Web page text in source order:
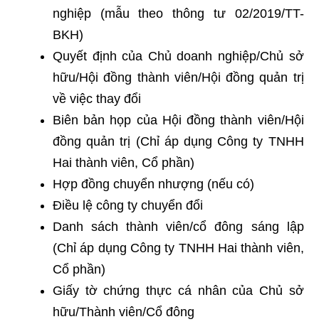
nghiệp (mẫu theo thông tư 02/2019/TT-
BKH)
Quyết định của Chủ doanh nghiệp/Chủ sở
hữu/Hội đồng thành viên/Hội đồng quản trị
về việc thay đổi
Biên bản họp của Hội đồng thành viên/Hội
đồng quản trị (Chỉ áp dụng Công ty TNHH
Hai thành viên, Cổ phần)
Hợp đồng chuyển nhượng (nếu có)
Điều lệ công ty chuyển đổi
Danh sách thành viên/cổ đông sáng lập
(Chỉ áp dụng Công ty TNHH Hai thành viên,
Cổ phần)
Giấy tờ chứng thực cá nhân của Chủ sở
hữu/Thành viên/Cổ đông